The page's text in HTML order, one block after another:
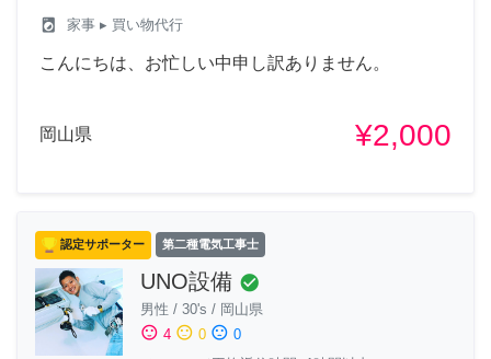
local_laundry_service 家事 ▸ 買い物代行
こんにちは、お忙しい中申し訳ありません。
岡山県 ¥2,000
認定サポーター 第二種電気工事士
UNO設備 check_circle
男性 / 30's / 岡山県
sentiment_satisfied 4 sentiment_neutral 0 sentiment_dissatisfied 0